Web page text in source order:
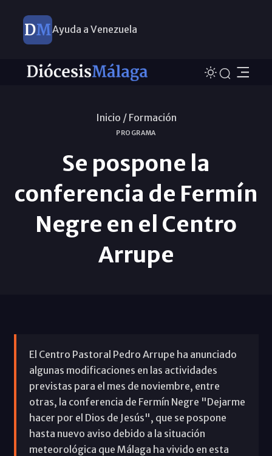
Ayuda a Venezuela
Inicio / Formación
PROGRAMA
Se pospone la
conferencia de Fermín
Negre en el Centro
Arrupe
El Centro Pastoral Pedro Arrupe ha anunciado
algunas modificaciones en las actividades
previstas para el mes de noviembre, entre
otras, la conferencia de Fermín Negre "Dejarme
hacer por el Dios de Jesús", que se pospone
hasta nuevo aviso debido a la situación
meteorológica que Málaga ha vivido en esta